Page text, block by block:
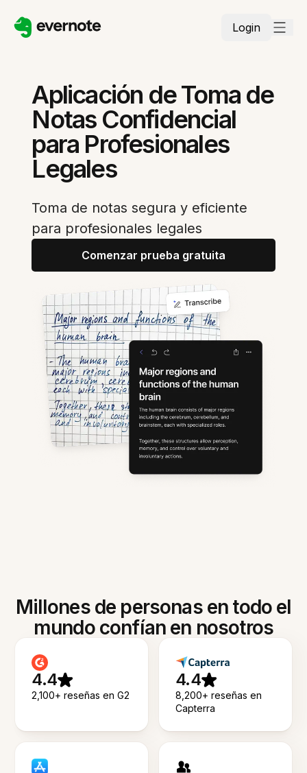
Login
Aplicación de Toma de
Notas Confidencial
para Profesionales
Legales
Toma de notas segura y eficiente
para profesionales legales
Comenzar prueba gratuita
Millones de personas en todo el
mundo confían en nosotros
4.4
2,100+ reseñas en G2
4.4
8,200+ reseñas en
Capterra